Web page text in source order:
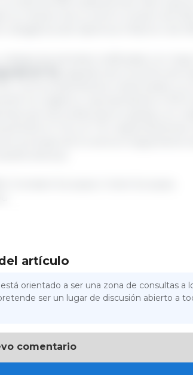
total de 929 notificaciones. Esto
la creación de la red en octubre de
obligatoria del sistema en febrero de
categorías animales notificadas con
Los incumplimientos relacionados
los registros, representando el 95 %
que las incidencias en granja y en
el 4 % y el 1 %, respectivamente.
principal de la red es el seguimiento
/ Comisión Europea / Unión Europea.
artículo
orientado a ser una zona de consultas a
ser un lugar de discusión abierto a
comentario